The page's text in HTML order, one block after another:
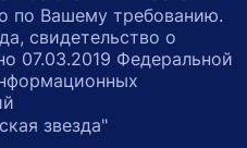
по Вашему требованию.
свидетельство о
07.03.2019 Федеральной
звезда"